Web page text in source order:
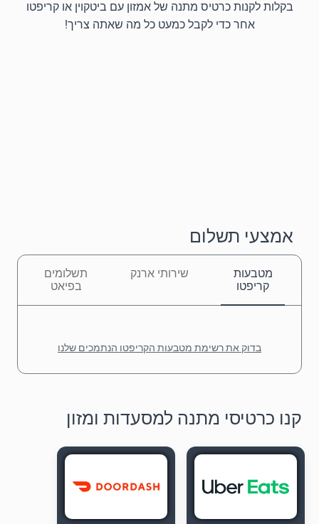
בקלות לקנות כרטיס מתנה של אמזון עם ביטקוין או קריפטו
אחר כדי לקבל כמעט כל מה שאתה צריך!
אמצעי תשלום
מטבעות
קריפטו
שירותי ארנק
תשלומים
בפיאט
בדוק את רשימת מטבעות הקריפטו הנתמכים שלנו
קנו כרטיסי מתנה למסעדות ומזון